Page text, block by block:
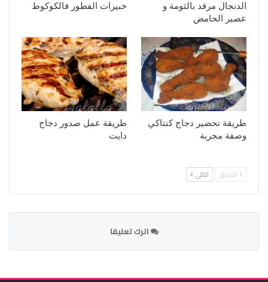
الدنجال مرقد بالثومة و
عصير الحامض
خبيزات الفطور فالكوكوط
طريقة تحضير دجاج كنتاكي
وصفة مجربة
طريقة عمل صدور دجاج
دايت
السابق التالي
اترك تعليقا